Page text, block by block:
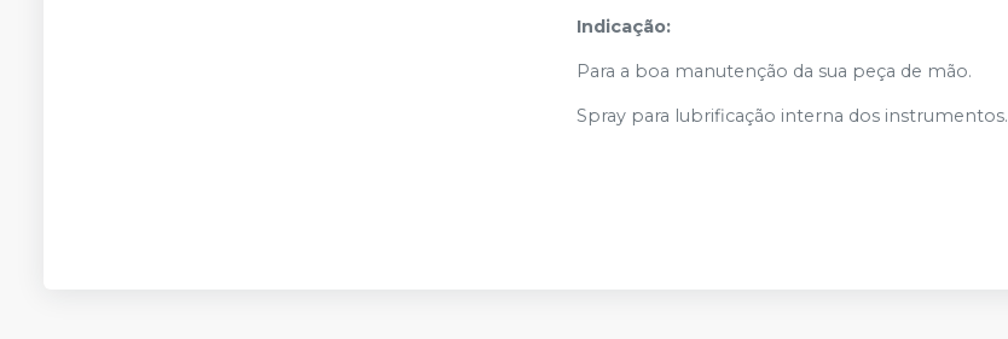
Indicação:
Para a boa manutenção da sua peça de mão.
Spray para lubrificação interna dos instrumentos.